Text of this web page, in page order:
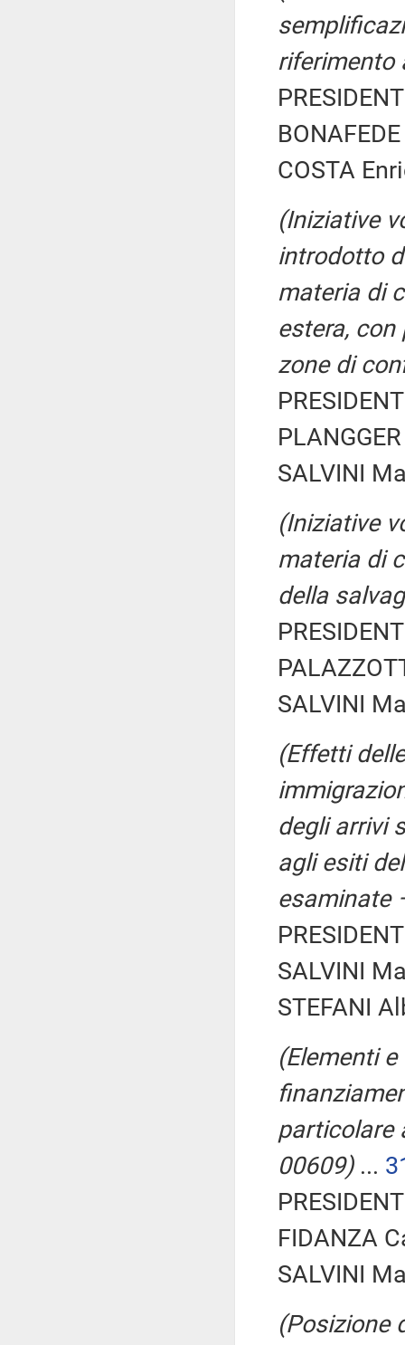
riferimento
COSTA
(Iniziative
introdotto
materia di
estera,
zone di
SALVINI
(Iniziative
materia di
della
SALVINI
(Effetti
degli arrivi
agli esiti
esaminate
SALVINI
STEFANI
(Elementi
particolare
00609)...
FIDANZA
SALVINI
(Posizione